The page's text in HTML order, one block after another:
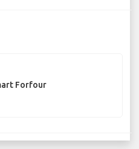
Forfour